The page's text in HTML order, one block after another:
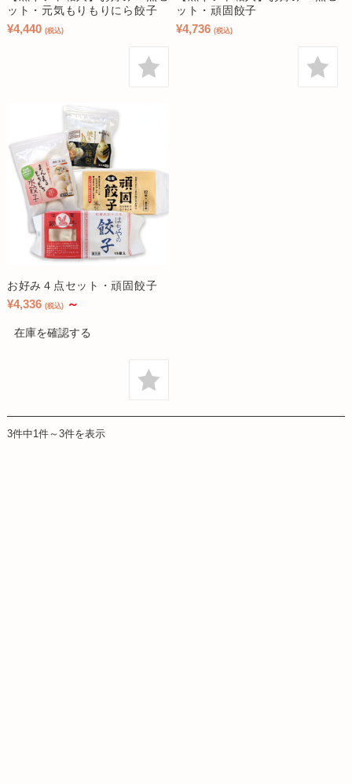
ット・元気もりもりにら餃子
¥4,440 (税込)
ット・頑固餃子
¥4,736 (税込)
お好み４点セット・頑固餃子
¥4,336 (税込) ～
在庫を確認する
3件中1件～3件を表示